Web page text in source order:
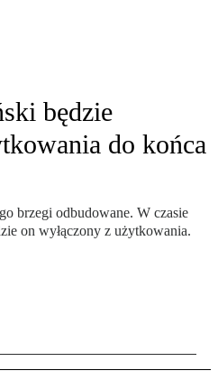
będzie
do końca
brzegi odbudowane. W czasie
on wyłączony z użytkowania.